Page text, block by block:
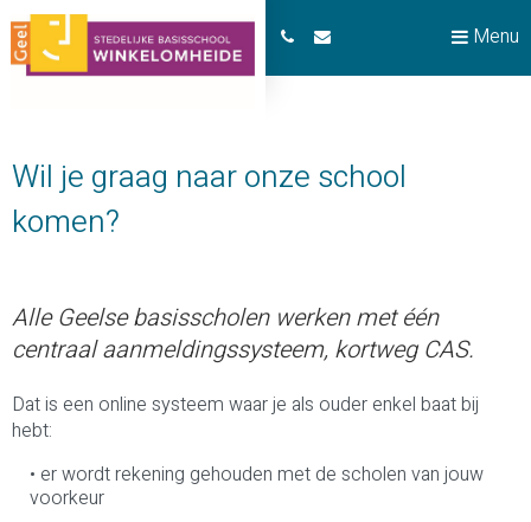
Menu
Wil je graag naar onze school
komen?
Alle Geelse basisscholen werken met één
centraal aanmeldingssysteem, kortweg CAS.
Dat is een online systeem waar je als ouder enkel baat bij
hebt:
er wordt rekening gehouden met de scholen van jouw
voorkeur